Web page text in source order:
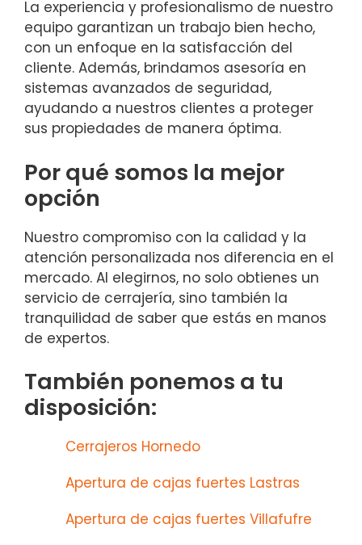
La experiencia y profesionalismo de nuestro
equipo garantizan un trabajo bien hecho,
con un enfoque en la satisfacción del
cliente. Además, brindamos asesoría en
sistemas avanzados de seguridad,
ayudando a nuestros clientes a proteger
sus propiedades de manera óptima.
Por qué somos la mejor
opción
Nuestro compromiso con la calidad y la
atención personalizada nos diferencia en el
mercado. Al elegirnos, no solo obtienes un
servicio de cerrajería, sino también la
tranquilidad de saber que estás en manos
de expertos.
También ponemos a tu
disposición:
Cerrajeros Hornedo
Apertura de cajas fuertes Lastras
Apertura de cajas fuertes Villafufre